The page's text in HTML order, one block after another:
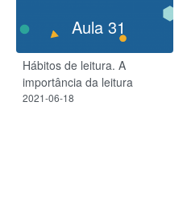
Aula 31
Hábitos de leitura. A
importância da leitura
2021-06-18